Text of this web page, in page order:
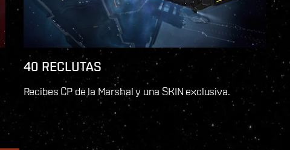
40 RECLUTAS
Recibes CP de la Marshal y una SKIN exclusiva.